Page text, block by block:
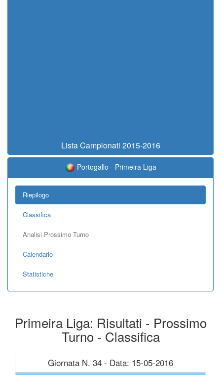
Lista Campionati 2015-2016
Portogallo - Primeira Liga
Riepilogo
Classifica
Analisi Prossimo Turno
Calendario
Statistiche
Primeira Liga: Risultati - Prossimo
Turno - Classifica
Giornata N. 34 - Data: 15-05-2016